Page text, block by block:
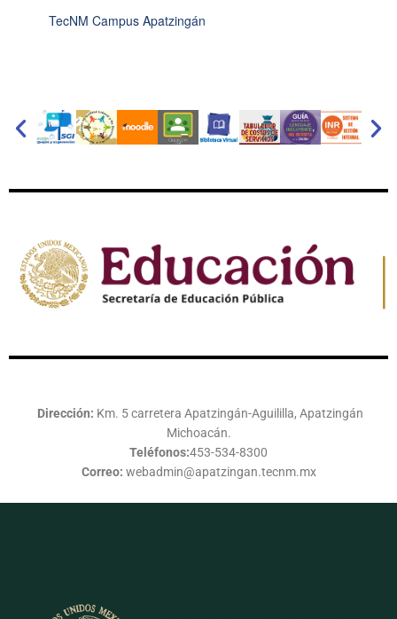
TecNM Campus Apatzingán
Dirección: Km. 5 carretera Apatzingán-Aguililla, Apatzingán
Michoacán.
Teléfonos:453-534-8300
Correo: webadmin@apatzingan.tecnm.mx